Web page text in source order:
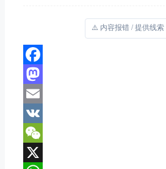
⚠️ 内容报错 / 提供线索
Facebook
Mastodon
Email
VK
WeChat